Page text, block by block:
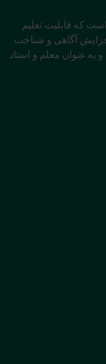
که قابلیت تعلیم
افزایش آگاهی و شناخت
عنوان معلم و استاد